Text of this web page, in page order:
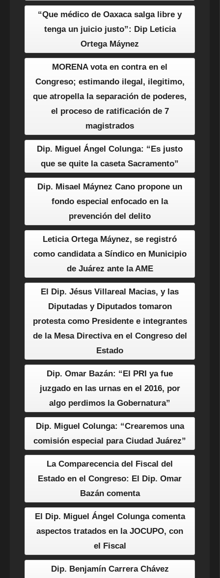
“Que médico de Oaxaca salga libre y
tenga un juicio justo”: Dip Leticia
Ortega Máynez
MORENA vota en contra en el
Congreso; estimando ilegal, ilegitimo,
que atropella la separación de poderes,
el proceso de ratificación de 7
magistrados
Dip. Miguel Ángel Colunga: “Es justo
que se quite la caseta Sacramento”
Dip. Misael Máynez Cano propone un
fondo especial enfocado en la
prevención del delito
Leticia Ortega Máynez, se registró
como candidata a Síndico en Municipio
de Juárez ante la AME
El Dip. Jésus Villareal Macias, y las
Diputadas y Diputados tomaron
protesta como Presidente e integrantes
de la Mesa Directiva en el Congreso del
Estado
Dip. Omar Bazán: “El PRI ya fue
juzgado en las urnas en el 2016, por
algo perdimos la Gobernatura”
Dip. Miguel Colunga: “Crearemos una
comisión especial para Ciudad Juárez”
La Comparecencia del Fiscal del
Estado en el Congreso: El Dip. Omar
Bazán comenta
El Dip. Miguel Ángel Colunga comenta
aspectos tratados en la JOCUPO, con
el Fiscal
Dip. Benjamín Carrera Chávez